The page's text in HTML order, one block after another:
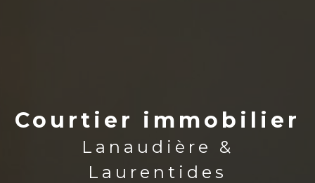
Courtier immobilier
Lanaudière &
Laurentides